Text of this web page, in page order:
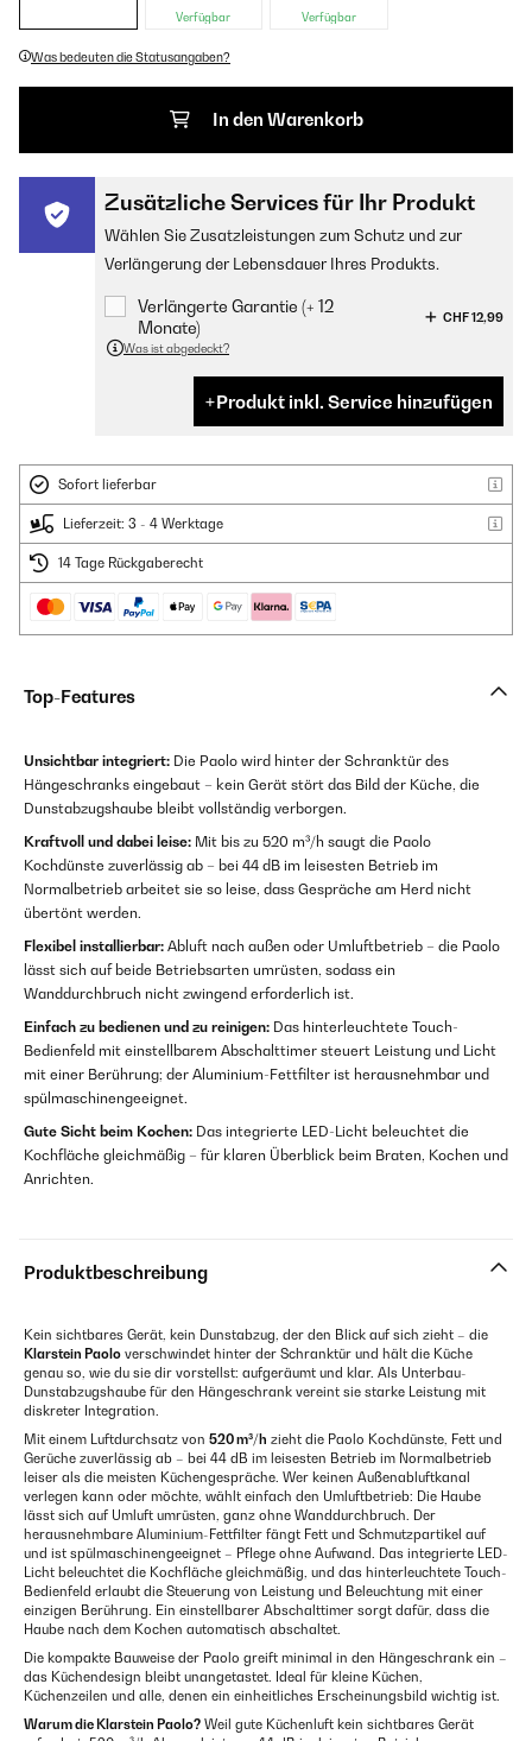
Verfügbar Verfügbar
Was bedeuten die Statusangaben?
In den Warenkorb
Zusätzliche Services für Ihr Produkt
Wählen Sie Zusatzleistungen zum Schutz und zur
Verlängerung der Lebensdauer Ihres Produkts.
Verlängerte Garantie (+ 12
Monate)
CHF 12,99
Was ist abgedeckt?
Produkt inkl. Service hinzufügen
Sofort lieferbar
Lieferzeit: 3 - 4 Werktage
14 Tage Rückgaberecht
Top-Features
Unsichtbar integriert: Die Paolo wird hinter der Schranktür des
Hängeschranks eingebaut – kein Gerät stört das Bild der Küche, die
Dunstabzugshaube bleibt vollständig verborgen.
Kraftvoll und dabei leise: Mit bis zu 520 m³/h saugt die Paolo
Kochdünste zuverlässig ab – bei 44 dB im leisesten Betrieb im
Normalbetrieb arbeitet sie so leise, dass Gespräche am Herd nicht
übertönt werden.
Flexibel installierbar: Abluft nach außen oder Umluftbetrieb – die Paolo
lässt sich auf beide Betriebsarten umrüsten, sodass ein
Wanddurchbruch nicht zwingend erforderlich ist.
Einfach zu bedienen und zu reinigen: Das hinterleuchtete Touch-
Bedienfeld mit einstellbarem Abschalttimer steuert Leistung und Licht
mit einer Berührung; der Aluminium-Fettfilter ist herausnehmbar und
spülmaschinengeeignet.
Gute Sicht beim Kochen: Das integrierte LED-Licht beleuchtet die
Kochfläche gleichmäßig – für klaren Überblick beim Braten, Kochen und
Anrichten.
Produktbeschreibung
Kein sichtbares Gerät, kein Dunstabzug, der den Blick auf sich zieht – die
Klarstein Paolo verschwindet hinter der Schranktür und hält die Küche
genau so, wie du sie dir vorstellst: aufgeräumt und klar. Als Unterbau-
Dunstabzugshaube für den Hängeschrank vereint sie starke Leistung mit
diskreter Integration.
Mit einem Luftdurchsatz von 520 m³/h zieht die Paolo Kochdünste, Fett und
Gerüche zuverlässig ab – bei 44 dB im leisesten Betrieb im Normalbetrieb
leiser als die meisten Küchengespräche. Wer keinen Außenabluftkanal
verlegen kann oder möchte, wählt einfach den Umluftbetrieb: Die Haube
lässt sich auf Umluft umrüsten, ganz ohne Wanddurchbruch. Der
herausnehmbare Aluminium-Fettfilter fängt Fett und Schmutzpartikel auf
und ist spülmaschinengeeignet – Pflege ohne Aufwand. Das integrierte LED-
Licht beleuchtet die Kochfläche gleichmäßig, und das hinterleuchtete Touch-
Bedienfeld erlaubt die Steuerung von Leistung und Beleuchtung mit einer
einzigen Berührung. Ein einstellbarer Abschalttimer sorgt dafür, dass die
Haube nach dem Kochen automatisch abschaltet.
Die kompakte Bauweise der Paolo greift minimal in den Hängeschrank ein –
das Küchendesign bleibt unangetastet. Ideal für kleine Küchen,
Küchenzeilen und alle, denen ein einheitliches Erscheinungsbild wichtig ist.
Warum die Klarstein Paolo? Weil gute Küchenluft kein sichtbares Gerät